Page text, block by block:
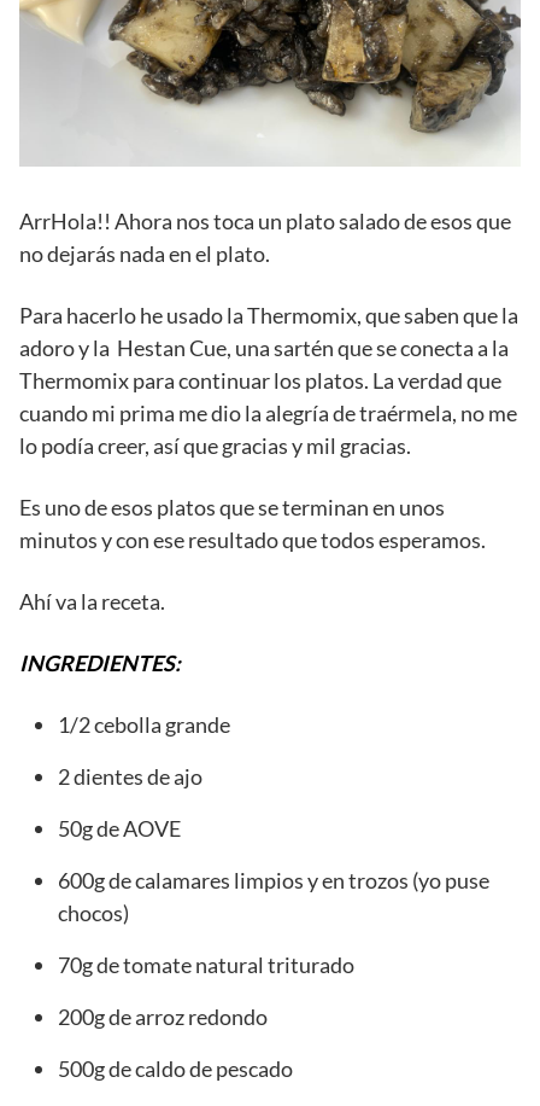
ArrHola!! Ahora nos toca un plato salado de esos que
no dejarás nada en el plato.
Para hacerlo he usado la Thermomix, que saben que la
adoro y la Hestan Cue, una sartén que se conecta a la
Thermomix para continuar los platos. La verdad que
cuando mi prima me dio la alegría de traérmela, no me
lo podía creer, así que gracias y mil gracias.
Es uno de esos platos que se terminan en unos
minutos y con ese resultado que todos esperamos.
Ahí va la receta.
INGREDIENTES:
1/2 cebolla grande
2 dientes de ajo
50g de AOVE
600g de calamares limpios y en trozos (yo puse
chocos)
70g de tomate natural triturado
200g de arroz redondo
500g de caldo de pescado